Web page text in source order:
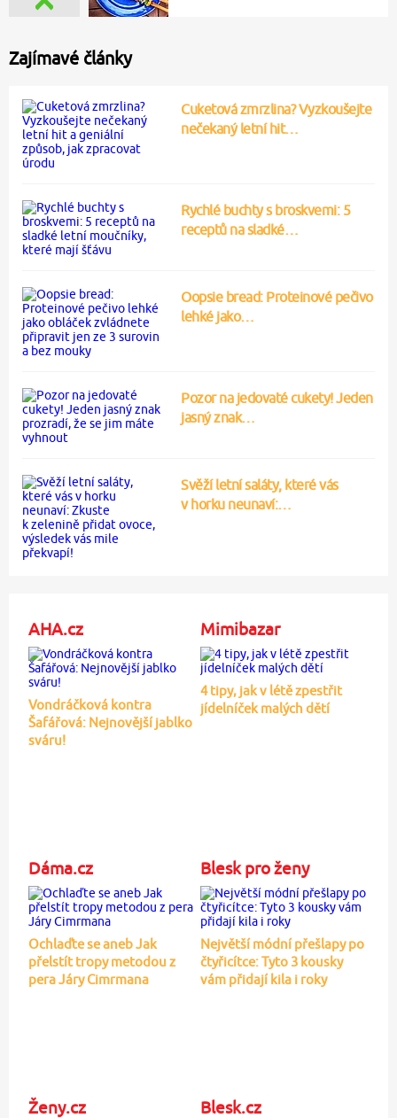
Zajímavé články
Cuketová zmrzlina? Vyzkoušejte
nečekaný letní hit…
Rychlé buchty s broskvemi: 5
receptů na sladké…
Oopsie bread: Proteinové pečivo
lehké jako…
Pozor na jedovaté cukety! Jeden
jasný znak…
Svěží letní saláty, které vás
v horku neunaví:…
AHA.cz
Vondráčková kontra
Šafářová: Nejnovější jablko
sváru!
Mimibazar
4 tipy, jak v létě zpestřit
jídelníček malých dětí
Dáma.cz
Ochlaďte se aneb Jak
přelstít tropy metodou z
pera Járy Cimrmana
Blesk pro ženy
Největší módní přešlapy po
čtyřicítce: Tyto 3 kousky
vám přidají kila i roky
Ženy.cz Blesk.cz